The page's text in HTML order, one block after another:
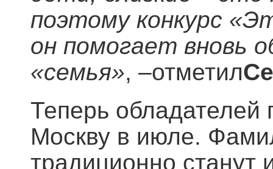
поэтому конкурс
он помогает вновь
«семья», –отметил
Теперь обладателей
Москву в июле.
традиционно станут